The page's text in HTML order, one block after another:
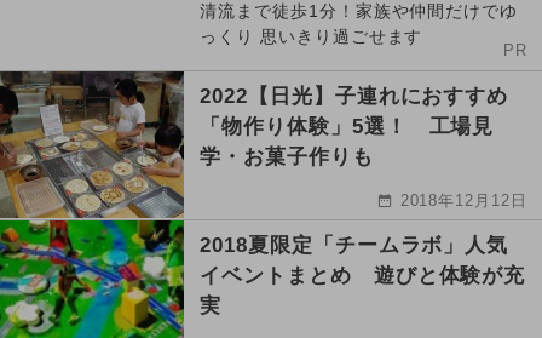
清流まで徒歩1分！家族や仲間だけでゆ
っくり 思いきり過ごせます
PR
2022【日光】子連れにおすすめ
「物作り体験」5選！ 工場見
学・お菓子作りも
2018年12月12日
2018夏限定「チームラボ」人気
イベントまとめ 遊びと体験が充
実